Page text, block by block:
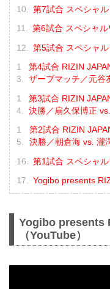
第7試合 スペシャ
第6試合 スペシャ
第5試合 スペシャ
第4試合 RIZIN
ザーブマッチ／元谷
第3試合 RIZIN
決勝／扇久保博正
第2試合 RIZIN
決勝／朝倉海 vs. 瀧
第1試合 スペシャ
Yogibo presents
Yogibo presents
（YouTube）